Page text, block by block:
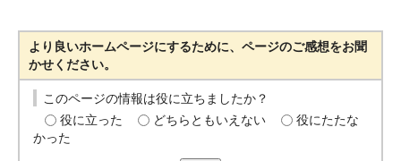
より良いホームページにするために、ページのご感想をお聞
かせください。
このページの情報は役に立ちましたか？
役に立った
どちらともいえない
役にたたな
かった